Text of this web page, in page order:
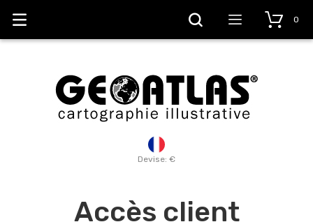
Devise: €
0
Accès client